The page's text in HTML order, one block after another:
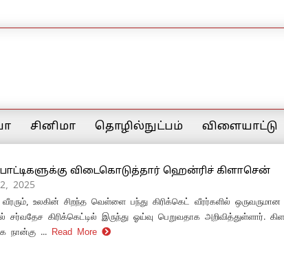
சினிமா தொழில்நுட்பம் விளையாட்டு
விடைகொடுத்தார் ஹென்ரிச் கிளாசென்
2025
வீரரும், உலகின் சிறந்த வெள்ளை பந்து கிரிக்கெட் வீரர்களில்
கிரிக்கெட்டில் இருந்து ஓய்வு பெறுவதாக அறிவித்துள்ளார்.
நான்கு ... Read More